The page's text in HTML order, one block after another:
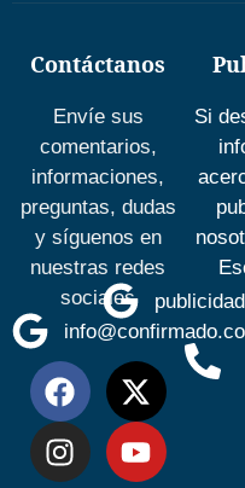
Contáctanos
Envíe sus
comentarios,
informaciones,
preguntas, dudas
y síguenos en
nuestras redes
sociales
Si